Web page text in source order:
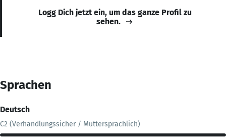
Logg Dich jetzt ein, um das ganze Profil zu
sehen.
Sprachen
Deutsch
C2 (Verhandlungssicher / Muttersprachlich)